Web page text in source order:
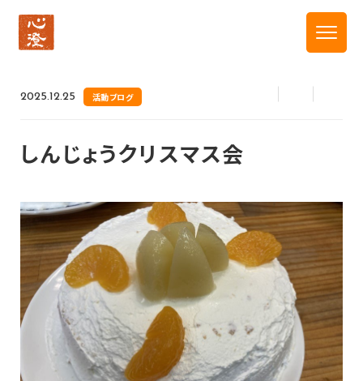
トップ
2025.12.25 活動ブログ
しんじょうクリスマス会